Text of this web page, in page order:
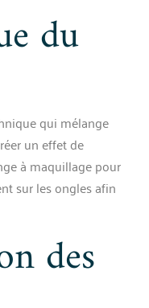
du
qui mélange
un effet de
à maquillage pour
sur les ongles afin
des